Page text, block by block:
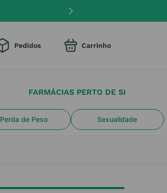
FARMÁCIAS PERTO DE SI
Perda de Peso Sexualidade
Pedidos